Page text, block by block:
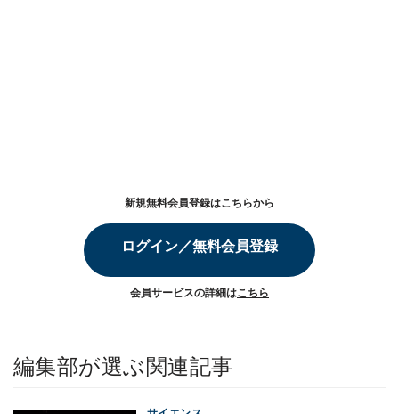
新規無料会員登録はこちらから
ログイン／無料会員登録
会員サービスの詳細はこちら
編集部が選ぶ関連記事